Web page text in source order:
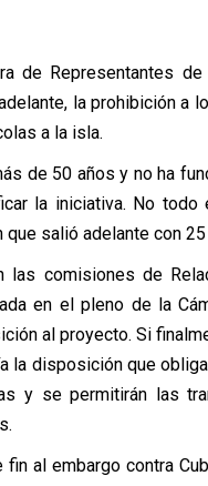
de Representantes
la prohibición a
a la isla.
de 50 años y no ha
la iniciativa. No
salió adelante con
las comisiones de
en el pleno de la
al proyecto. Si
la disposición que
y se permitirán las
al embargo contra